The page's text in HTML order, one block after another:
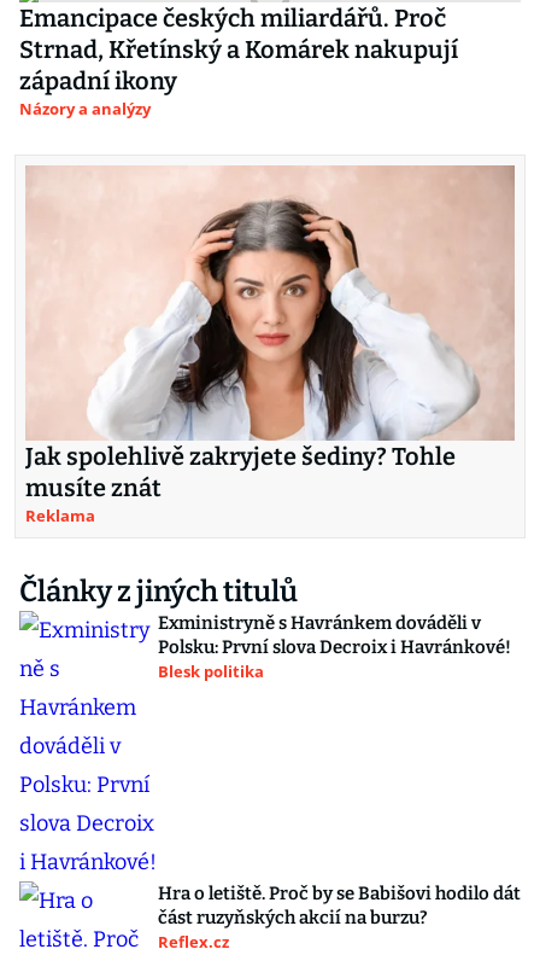
Emancipace českých miliardářů. Proč
Strnad, Křetínský a Komárek nakupují
západní ikony
Názory a analýzy
Jak spolehlivě zakryjete šediny? Tohle
musíte znát
Reklama
Články z jiných titulů
Exministryně s Havránkem dováděli v
Polsku: První slova Decroix i Havránkové!
Blesk politika
Hra o letiště. Proč by se Babišovi hodilo dát
část ruzyňských akcií na burzu?
Reflex.cz